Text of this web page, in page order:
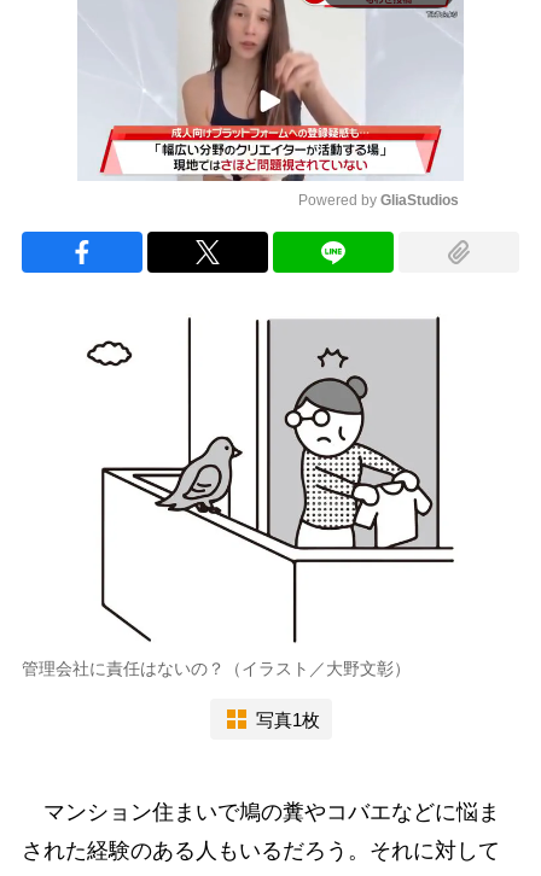
Powered by GliaStudios
管理会社に責任はないの？（イラスト／大野文彰）
写真1枚
マンション住まいで鳩の糞やコバエなどに悩ま
された経験のある人もいるだろう。それに対して